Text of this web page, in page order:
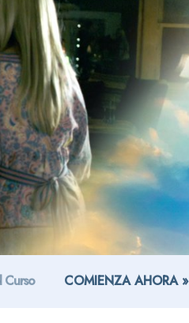
Organización de Scientology
Conferencias Introductorias
Películas
Curso COMIENZA AHORA »